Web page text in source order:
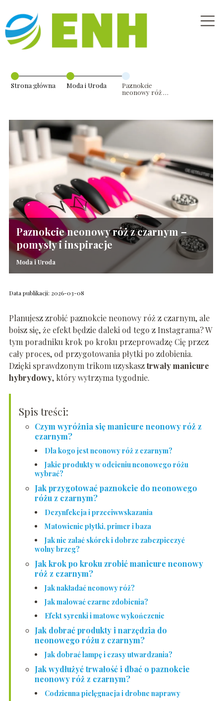
Strona główna Moda i Uroda
Paznokcie
neonowy róż z
Paznokcie neonowy róż z czarnym –
pomysły i inspiracje
Moda i Uroda
Data publikacji: 2026-03-08
Planujesz zrobić paznokcie neonowy róż z czarnym, ale
boisz się, że efekt będzie daleki od tego z Instagrama? W
tym poradniku krok po kroku przeprowadzę Cię przez
cały proces, od przygotowania płytki po zdobienia.
Dzięki sprawdzonym trikom uzyskasztrwały manicure
hybrydowy, który wytrzyma tygodnie.
Spis treści:
Czym wyróżnia się manicure neonowy róż z
czarnym?
Dla kogo jest neonowy róż z czarnym?
Jakie produkty w odcieniu neonowego różu
wybrać?
Jak przygotować paznokcie do neonowego
różu z czarnym?
Dezynfekcja i przeciwwskazania
Matowienie płytki, primer i baza
Jak nie zalać skórek i dobrze zabezpieczyć
wolny brzeg?
Jak krok po kroku zrobić manicure neonowy
róż z czarnym?
Jak nakładać neonowy róż?
Jak malować czarne zdobienia?
Efekt syrenki i matowe wykończenie
Jak dobrać produkty i narzędzia do
neonowego różu z czarnym?
Jak dobrać lampę i czasy utwardzania?
Jak wydłużyć trwałość i dbać o paznokcie
neonowy róż z czarnym?
Codzienna pielęgnacja i drobne naprawy